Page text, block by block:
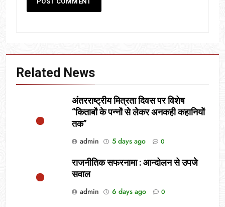
Related News
अंतरराष्ट्रीय मित्रता दिवस पर विशेष
“किताबों के पन्नों से लेकर अनकही कहानियों
तक”
admin
5 days ago 0
राजनीतिक सफरनामा : आन्दोलन से उपजे
सवाल
admin
6 days ago 0